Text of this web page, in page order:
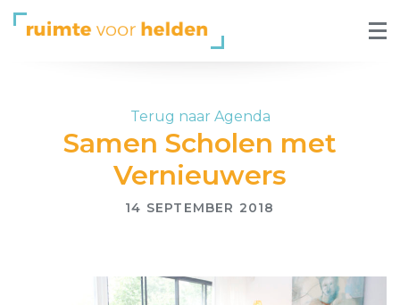
Terug naar Agenda
Samen Scholen met
Vernieuwers
14 SEPTEMBER 2018